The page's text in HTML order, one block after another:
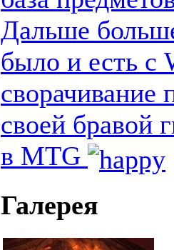
Дальше
было и есть с
сворачивание
своей бравой
в MTG
Галерея